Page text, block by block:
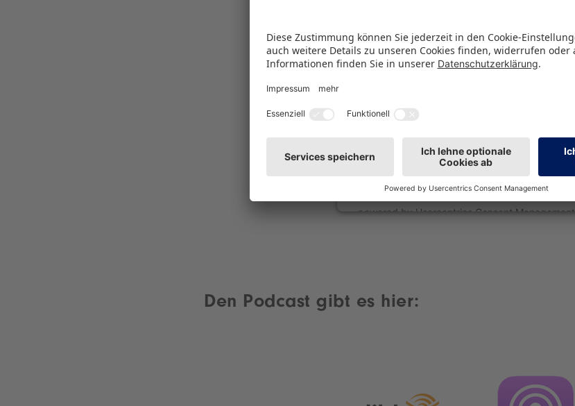
den Spotify-Service zu laden!
Wir verwenden Spotify, um Inhalte einzubetten.
Dieser Service kann Daten zu Ihren Aktivitäten
diese Inhalte anzuzeigen.
Mehr Informationen
Akzeptieren
powered by Usercentrics Consent Management
Den Podcast gibt es hier: